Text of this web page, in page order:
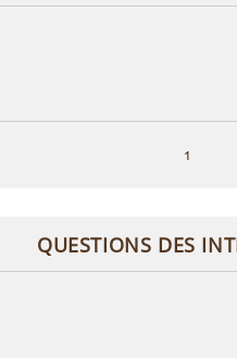
1
QUESTIONS DES